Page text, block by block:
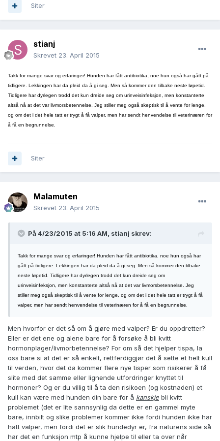
Siter
stianj
Skrevet 23. April 2015
Takk for mange svar og erfaringer! Hunden har fått antibiotika, noe hun også har gått på
tidligere. Lekkingen har da pleid da å gi seg. Men så kommer den tilbake neste løpetid.
Tidligere har dyrlegen trodd det kun dreide seg om urinveisinfeksjon, men konstanterte
altså nå at det var livmorsbetennelse. Jeg stiller meg også skeptisk til å vente for lenge,
og om det i det hele tatt er trygt å få valper, men har sendt henvendelse til veterinæren for
å få en begrunnelse.
Siter
Malamuten
Skrevet 23. April 2015
På 4/23/2015 at 5:16 AM, stianj skrev:
Takk for mange svar og erfaringer! Hunden har fått antibiotika, noe hun også har
gått på tidligere. Lekkingen har da pleid da å gi seg. Men så kommer den tilbake
neste løpetid. Tidligere har dyrlegen trodd det kun dreide seg om
urinveisinfeksjon, men konstanterte altså nå at det var livmorsbetennelse. Jeg
stiller meg også skeptisk til å vente for lenge, og om det i det hele tatt er trygt å få
valper, men har sendt henvendelse til veterinæren for å få en begrunnelse.
Men hvorfor er det så om å gjøre med valper? Er du oppdretter?
Eller er det ene og alene bare for å forsøke å bli kvitt
hormonplager/livmorbetennelse? For om så det hjelper tispa, la
oss bare si at det er så enkelt, rettferdiggjør det å sette et helt kull
til verden, hvor det da kommer flere nye tisper som risikerer å få
slite med det samme eller lignende utfordringer knyttet til
hormoner? Og er du villig til å ta den risikoen (og kostnaden) et
kull kan være med hunden din bare for å kanskje bli kvitt
problemet (det er lite sannsynlig da dette er en gammel myte
bare, innbilt og slike problemer kommer ikke fordi hunden ikke har
hatt valper, men fordi det er slik hundedyr er, fra naturens side så
har det en funksjon mtp å kunne hjelpe til eller ta over når